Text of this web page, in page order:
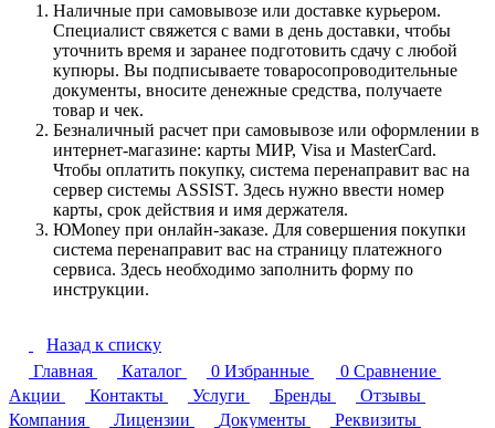
Наличные при самовывозе или доставке курьером.
Специалист свяжется с вами в день доставки, чтобы
уточнить время и заранее подготовить сдачу с любой
купюры. Вы подписываете товаросопроводительные
документы, вносите денежные средства, получаете
товар и чек.
Безналичный расчет при самовывозе или оформлении в
интернет-магазине: карты МИР, Visa и MasterCard.
Чтобы оплатить покупку, система перенаправит вас на
сервер системы ASSIST. Здесь нужно ввести номер
карты, срок действия и имя держателя.
ЮMoney при онлайн-заказе. Для совершения покупки
система перенаправит вас на страницу платежного
сервиса. Здесь необходимо заполнить форму по
инструкции.
Назад к списку
Главная
Каталог 0 Избранные 0 Сравнение
Акции
Контакты Услуги Бренды
Отзывы
Компания
Лицензии Документы Реквизиты